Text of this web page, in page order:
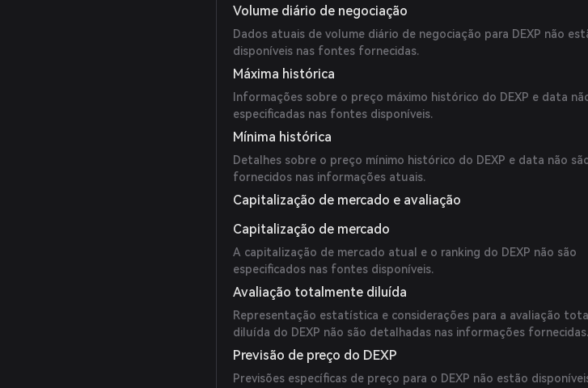
Volume diário de negociação
Dados atuais de volume diário de negociação para DEXP não
disponíveis nas fontes fornecidas.
Máxima histórica
Informações sobre o preço máximo histórico do DEXP e data
especificadas nas fontes disponíveis.
Mínima histórica
Detalhes sobre o preço mínimo histórico do DEXP e data não
fornecidos nas informações atuais.
Capitalização de mercado e avaliação
Capitalização de mercado
A capitalização de mercado atual e o ranking do DEXP não são
especificados nas fontes disponíveis.
Avaliação totalmente diluída
Representação estatística e considerações para a avaliação
diluída do DEXP não são detalhadas nas informações fornecidas.
Previsão de preço do DEXP
Previsões específicas de preço para o DEXP não estão